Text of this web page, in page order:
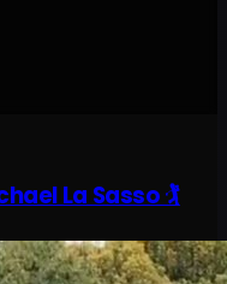
La Sasso 🏌